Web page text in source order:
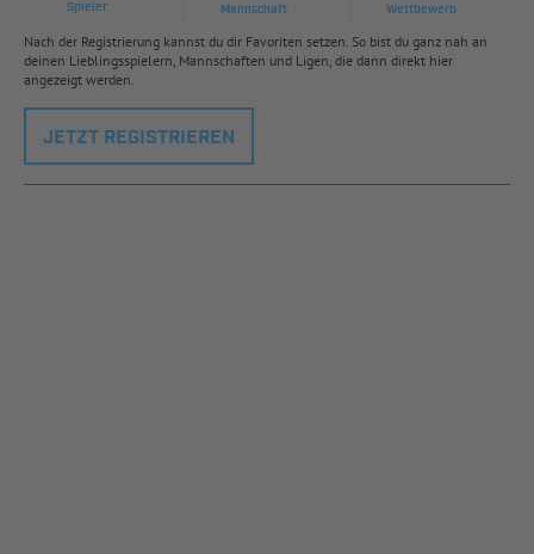
Spieler Mannschaft Wettbewerb
Nach der Registrierung kannst du dir Favoriten setzen. So bist du ganz nah an
deinen Lieblingsspielern, Mannschaften und Ligen, die dann direkt hier
angezeigt werden.
JETZT REGISTRIEREN